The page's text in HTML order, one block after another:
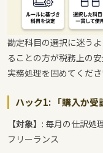
勘定科目の選択に迷う
ることの方が税務上の
実務処理を固めてくださ
ハック1: 「購入か
【対象】 : 毎月の仕訳処
フリーランス